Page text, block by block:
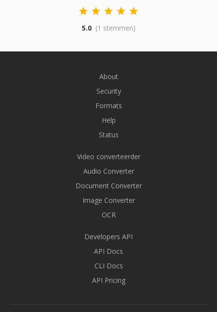
5.0 (1 stemmen)
About
Security
Formats
Help
Status
Video converteerder
Audio Converter
Document Converter
Image Converter
OCR
Developers API
API Docs
CLI Docs
API Pricing